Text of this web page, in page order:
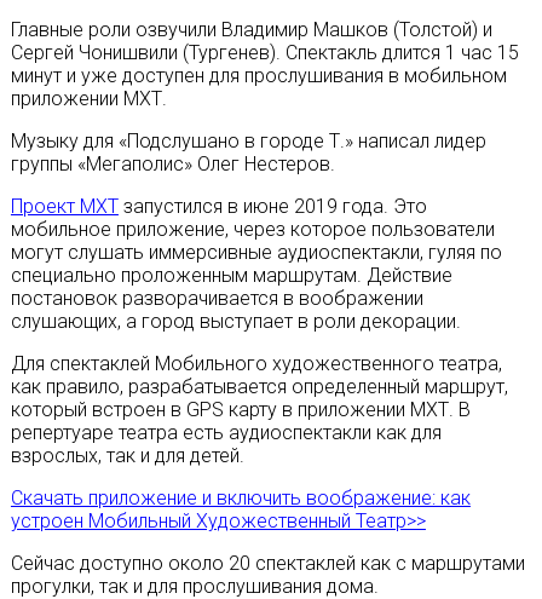
Главные роли озвучили Владимир Машков (Толстой) и
Сергей Чонишвили (Тургенев). Спектакль длится 1 час 15
минут и уже доступен для прослушивания в мобильном
приложении МХТ.
Музыку для «Подслушано в городе Т.» написал лидер
группы «Мегаполис» Олег Нестеров.
Проект МХТзапустился в июне 2019 года. Это
мобильное приложение, через которое пользователи
могут слушать иммерсивные аудиоспектакли, гуляя по
специально проложенным маршрутам. Действие
постановок разворачивается в воображении
слушающих, а город выступает в роли декорации.
Для спектаклей Мобильного художественного театра,
как правило, разрабатывается определенный маршрут,
который встроен в GPS карту в приложении МХТ. В
репертуаре театра есть аудиоспектакли как для
взрослых, так и для детей.
Скачать приложение и включить воображение: как
устроен Мобильный Художественный Театр>>
Сейчас доступно около 20 спектаклей как с маршрутами
прогулки, так и для прослушивания дома.